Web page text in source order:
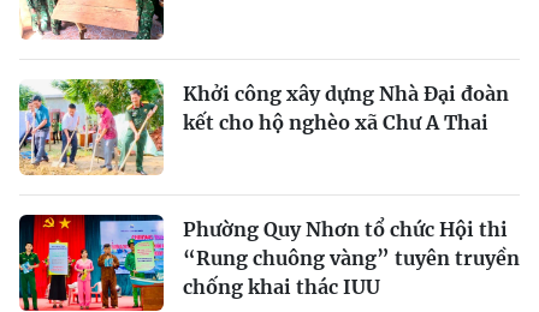
Khởi công xây dựng Nhà Đại đoàn
kết cho hộ nghèo xã Chư A Thai
Phường Quy Nhơn tổ chức Hội thi
“Rung chuông vàng” tuyên truyền
chống khai thác IUU